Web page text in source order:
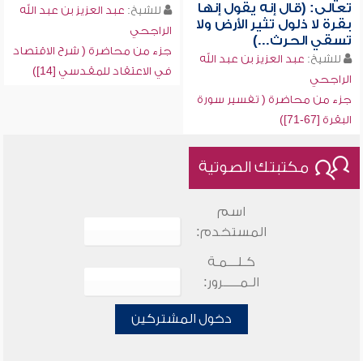
تعالى: (قال إنه يقول إنها
بقرة لا ذلول تثير الأرض ولا
تسقي الحرث...)
للشيخ: عبد العزيز بن عبد الله
الراجحي
جزء من محاضرة ( تفسير سورة
البقرة [67-71])
للشيخ: عبد العزيز بن عبد الله
الراجحي
جزء من محاضرة ( شرح الاقتصاد
في الاعتقاد للمقدسي [14])
مكتبتك الصوتية
اسم
المستخدم:
كـلـــمـة
الـمـــــرور:
دخول المشتركين